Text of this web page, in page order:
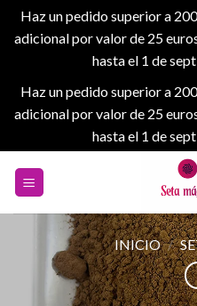
Haz un pedido superior a
adicional por valor de 25
hasta el 1 de
Haz un pedido superior a
adicional por valor de 25
hasta el 1 de
INICIO /